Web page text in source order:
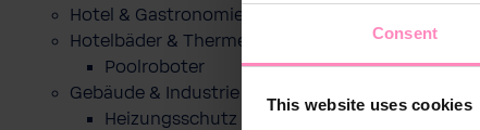
Consent
This website uses cookies
Hotel & Gastronomie
Hotelbäder & Thermen
Poolroboter
Gebäude & Industrie
Heizungsschutz